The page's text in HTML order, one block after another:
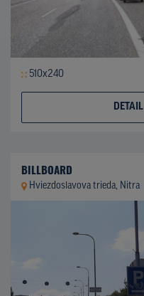
510x240
DETAIL
BILLBOARD
Hviezdoslavova trieda, Nitra